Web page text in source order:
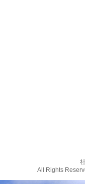
All Rights